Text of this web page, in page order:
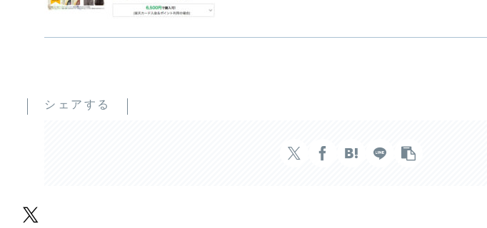
シェアする